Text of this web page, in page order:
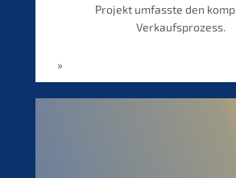
Projekt umfass­te den
Verkaufsprozess.
»